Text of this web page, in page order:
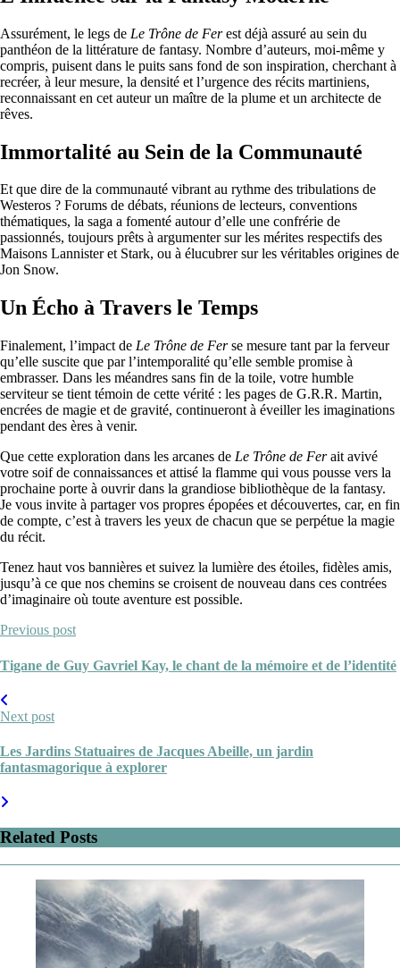
Assurément, le legs de Le Trône de Ferest déjà assuré au sein du
panthéon de la littérature de fantasy. Nombre d’auteurs, moi-même y
compris, puisent dans le puits sans fond de son inspiration, cherchant à
recréer, à leur mesure, la densité et l’urgence des récits martiniens,
reconnaissant en cet auteur un maître de la plume et un architecte de
rêves.
Immortalité au Sein de la Communauté
Et que dire de la communauté vibrant au rythme des tribulations de
Westeros ? Forums de débats, réunions de lecteurs, conventions
thématiques, la saga a fomenté autour d’elle une confrérie de
passionnés, toujours prêts à argumenter sur les mérites respectifs des
Maisons Lannister et Stark, ou à élucubrer sur les véritables origines de
Jon Snow.
Un Écho à Travers le Temps
Finalement, l’impact de Le Trône de Ferse mesure tant par la ferveur
qu’elle suscite que par l’intemporalité qu’elle semble promise à
embrasser. Dans les méandres sans fin de la toile, votre humble
serviteur se tient témoin de cette vérité : les pages de G.R.R. Martin,
encrées de magie et de gravité, continueront à éveiller les imaginations
pendant des ères à venir.
Que cette exploration dans les arcanes de Le Trône de Ferait avivé
votre soif de connaissances et attisé la flamme qui vous pousse vers la
prochaine porte à ouvrir dans la grandiose bibliothèque de la fantasy.
Je vous invite à partager vos propres épopées et découvertes, car, en fin
de compte, c’est à travers les yeux de chacun que se perpétue la magie
du récit.
Tenez haut vos bannières et suivez la lumière des étoiles, fidèles amis,
jusqu’à ce que nos chemins se croisent de nouveau dans ces contrées
d’imaginaire où toute aventure est possible.
Previous post
Tigane de Guy Gavriel Kay, le chant de la mémoire et de l’identité
Next post
Les Jardins Statuaires de Jacques Abeille, un jardin
fantasmagorique à explorer
Related Posts